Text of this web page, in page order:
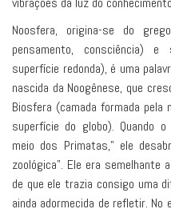
Noosfera, origina-se do
pensamento, consciência)
superfície redonda), é uma
nascida da Noogênese, que
Biosfera (camada formada
superfície do globo). Quando
meio dos Primatas," ele
zoológica". Ele era
de que ele trazia consigo uma
ainda adormecida de refletir.